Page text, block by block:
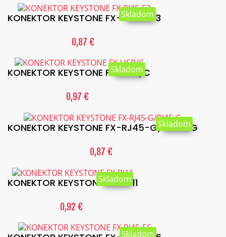
KONEKTOR KEYSTONE FX-RJ45-53
0,87 €
Skladom
KONEKTOR KEYSTONE FX-USB/C
0,97 €
Skladom
KONEKTOR KEYSTONE FX-RJ45-G/RJ45-G
0,87 €
Skladom
KONEKTOR KEYSTONE FX-RJ11
0,92 €
Skladom
Skladom